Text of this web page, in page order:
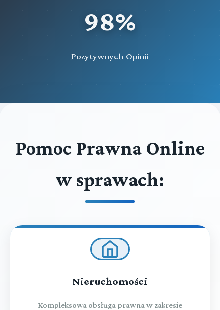
98%
Pozytywnych Opinii
Pomoc Prawna Online
w sprawach:
Nieruchomości
Kompleksowa obsługa prawna w zakresie